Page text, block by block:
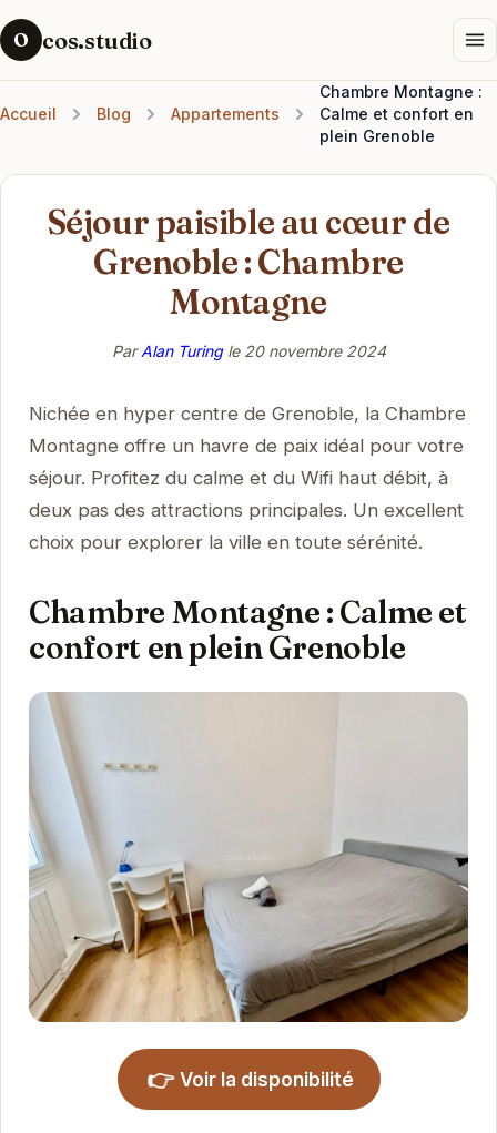
O cos.studio
Accueil Blog Appartements
Chambre Montagne :
Calme et confort en
plein Grenoble
Séjour paisible au cœur de
Grenoble : Chambre
Montagne
ParAlan Turingle 20 novembre 2024
Nichée en hyper centre de Grenoble, la Chambre
Montagne offre un havre de paix idéal pour votre
séjour. Profitez du calme et du Wifi haut débit, à
deux pas des attractions principales. Un excellent
choix pour explorer la ville en toute sérénité.
Chambre Montagne : Calme et
confort en plein Grenoble
👉 Voir la disponibilité